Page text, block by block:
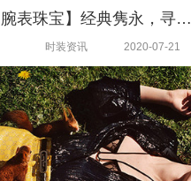
【GUCCI腕表珠宝】经典隽永，寻觅永恒
时装资讯 2020-07-21